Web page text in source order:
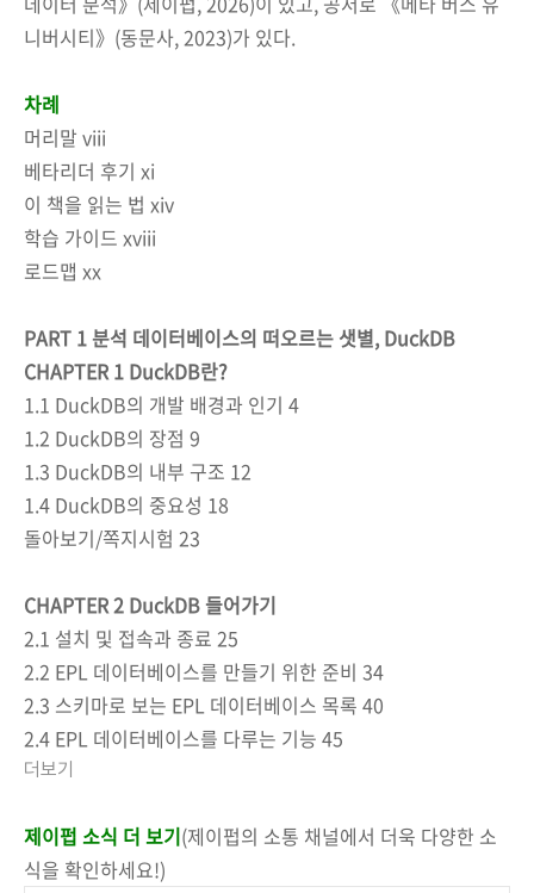
니버시티》(동문사, 2023)가 있다.
차례
머리말 viii
베타리더 후기 xi
이 책을 읽는 법 xiv
학습 가이드 xviii
로드맵 xx
PART 1 분석 데이터베이스의 떠오르는 샛별, DuckDB
CHAPTER 1 DuckDB란?
1.1 DuckDB의 개발 배경과 인기 4
1.2 DuckDB의 장점 9
1.3 DuckDB의 내부 구조 12
1.4 DuckDB의 중요성 18
돌아보기/쪽지시험 23
CHAPTER 2 DuckDB 들어가기
2.1 설치 및 접속과 종료 25
2.2 EPL 데이터베이스를 만들기 위한 준비 34
2.3 스키마로 보는 EPL 데이터베이스 목록 40
2.4 EPL 데이터베이스를 다루는 기능 45
더보기
제이펍 소식 더 보기(제이펍의 소통 채널에서 더욱 다양한 소
식을 확인하세요!)